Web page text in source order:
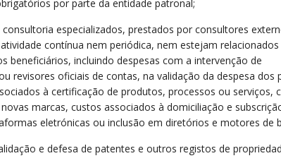
por parte da entidade patronal;
especializados, prestados por consultores
contínua nem periódica, nem estejam
beneficiários, incluindo despesas com a intervenção de
revisores oficiais de contas, na validação da despesa dos
à certificação de produtos, processos ou serviços,
marcas, custos associados à domiciliação e
eletrónicas ou inclusão em diretórios e motores de
e defesa de patentes e outros registos de